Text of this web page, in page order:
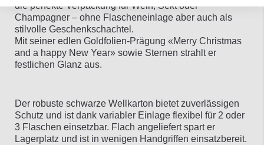
die perfekte Verpackung für Wein, Sekt oder
Champagner – ohne Flascheneinlage aber auch als
stilvolle Geschenkschachtel.
Mit seiner edlen Goldfolien-Prägung «Merry Christmas
and a happy New Year» sowie Sternen strahlt er
festlichen Glanz aus.
Der robuste schwarze Wellkarton bietet zuverlässigen
Schutz und ist dank variabler Einlage flexibel für 2 oder
3 Flaschen einsetzbar. Flach angeliefert spart er
Lagerplatz und ist in wenigen Handgriffen einsatzbereit.